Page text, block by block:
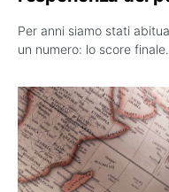
Per anni siamo stati
un numero: lo score